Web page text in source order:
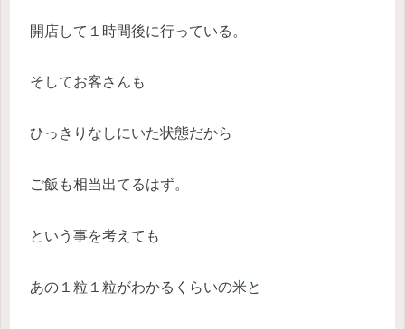
開店して１時間後に行っている。
そしてお客さんも
ひっきりなしにいた状態だから
ご飯も相当出てるはず。
という事を考えても
あの１粒１粒がわかるくらいの米と